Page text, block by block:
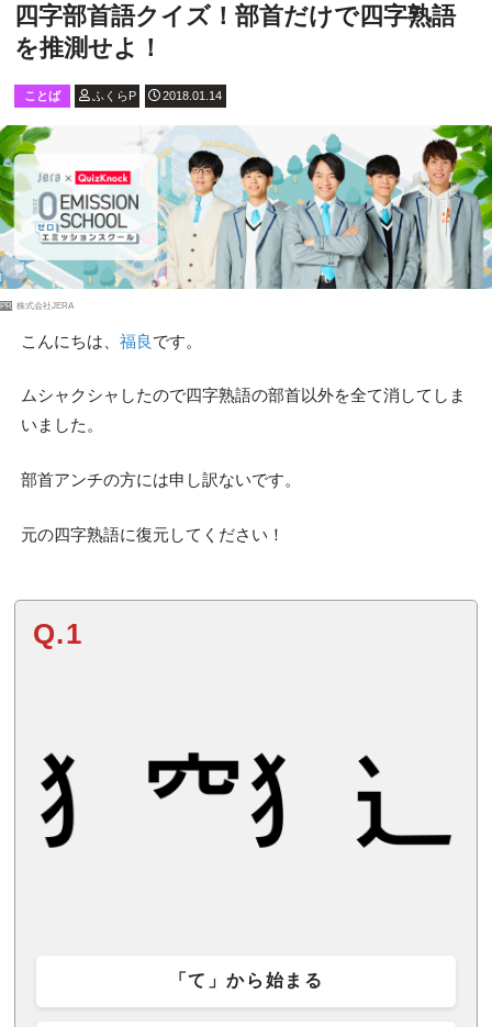
四字部首語クイズ！部首だけで四字熟語
を推測せよ！
ことば ふくらP 2018.01.14
PR 株式会社JERA
こんにちは、 福良です。
ムシャクシャしたので四字熟語の部首以外を全て消してしま
いました。
部首アンチの方には申し訳ないです。
元の四字熟語に復元してください！
Q.1
「て」から始まる